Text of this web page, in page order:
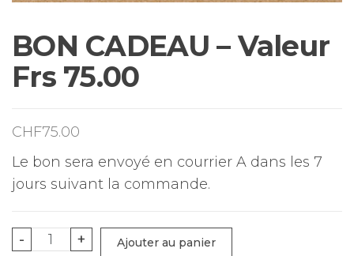
BON CADEAU – Valeur
Frs 75.00
CHF75.00
Le bon sera envoyé en courrier A dans les 7
jours suivant la commande.
-
quantité
+ Ajouter au panier